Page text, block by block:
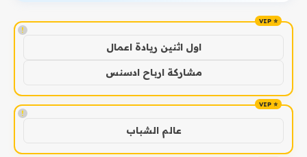
!
اول اثنين ريادة اعمال
مشاركة ارباح ادسنس
!
عالم الشباب